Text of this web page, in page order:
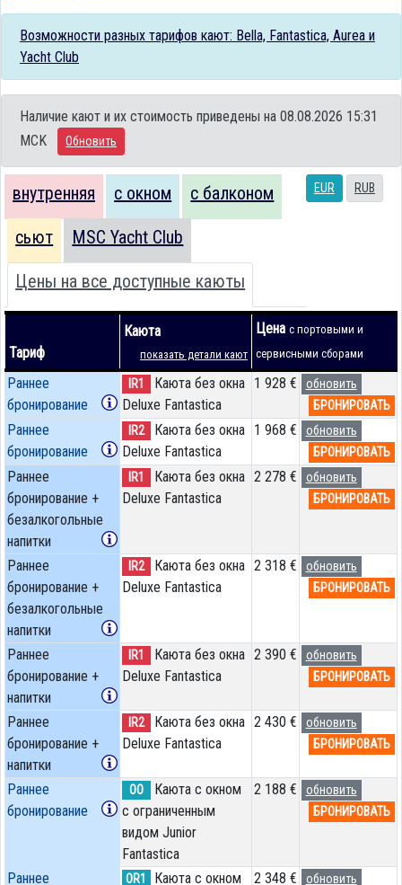
Возможности разных тарифов кают: Bella, Fantastica, Aurea и
Yacht Club
Наличие кают и их стоимость приведены на 08.08.2026 15:31
MCK
Обновить
EUR RUB
внутренняя с окном с балконом
сьют MSC Yacht Club
Цены на все доступные каюты
Тариф
Каюта
показать детали кают
Цена с портовыми и
сервисными сборами
Раннее
бронирование
IR1
Каюта без окна
Deluxe Fantastica
1 928 €
обновить
БРОНИРОВАТЬ
Раннее
бронирование
IR2
Каюта без окна
Deluxe Fantastica
1 968 €
обновить
БРОНИРОВАТЬ
Раннее
бронирование +
безалкогольные
напитки
IR1
Каюта без окна
Deluxe Fantastica
2 278 €
обновить
БРОНИРОВАТЬ
Раннее
бронирование +
безалкогольные
напитки
IR2
Каюта без окна
Deluxe Fantastica
2 318 €
обновить
БРОНИРОВАТЬ
Раннее
бронирование +
напитки
IR1
Каюта без окна
Deluxe Fantastica
2 390 €
обновить
БРОНИРОВАТЬ
Раннее
бронирование +
напитки
IR2
Каюта без окна
Deluxe Fantastica
2 430 €
обновить
БРОНИРОВАТЬ
Раннее
бронирование
OO
Каюта с окном
с ограниченным
видом Junior
Fantastica
2 188 €
обновить
БРОНИРОВАТЬ
Раннее OR1 Каюта с окном 2 348 € обновить